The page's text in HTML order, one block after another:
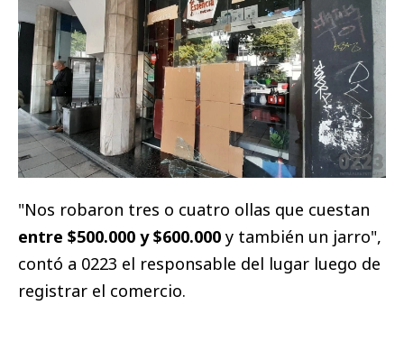
"Nos robaron tres o cuatro ollas que cuestan
entre $500.000 y $600.000 y también un jarro",
contó a 0223 el responsable del lugar luego de
registrar el comercio.